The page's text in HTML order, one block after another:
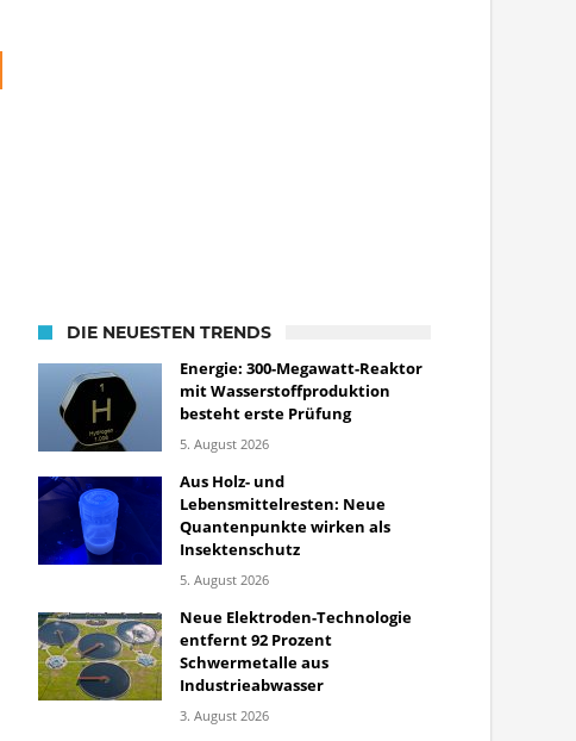
DIE NEUESTEN TRENDS
Energie: 300-Megawatt-Reaktor
mit Wasserstoffproduktion
besteht erste Prüfung
5. August 2026
Aus Holz- und
Lebensmittelresten: Neue
Quantenpunkte wirken als
Insektenschutz
5. August 2026
Neue Elektroden-Technologie
entfernt 92 Prozent
Schwermetalle aus
Industrieabwasser
3. August 2026